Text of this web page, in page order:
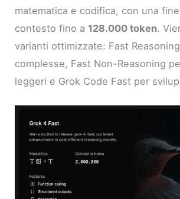
matematica e codifica, con una
contesto fino a 128.000 token.
varianti ottimizzate: Fast
complesse, Fast Non-Reasoning
leggeri e Grok Code Fast per